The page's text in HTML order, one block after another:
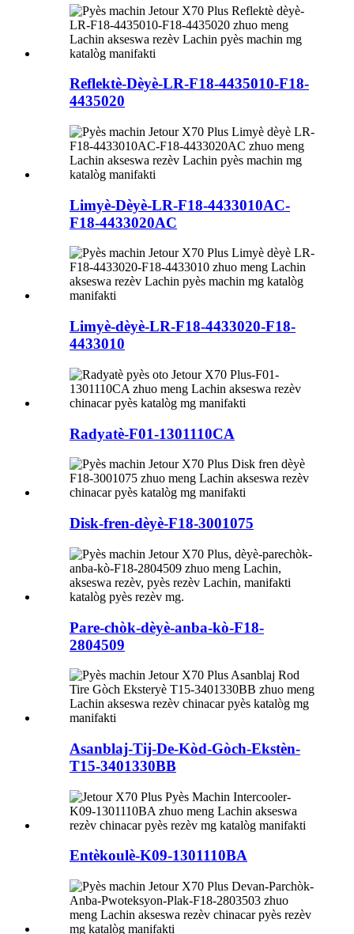
Reflektè-Dèyè-LR-F18-4435010-F18-
4435020
Limyè-Dèyè-LR-F18-4433010AC-
F18-4433020AC
Limyè-dèyè-LR-F18-4433020-F18-
4433010
Radyatè-F01-1301110CA
Disk-fren-dèyè-F18-3001075
Pare-chòk-dèyè-anba-kò-F18-
2804509
Asanblaj-Tij-De-Kòd-Gòch-Ekstèn-
T15-3401330BB
Entèkoulè-K09-1301110BA